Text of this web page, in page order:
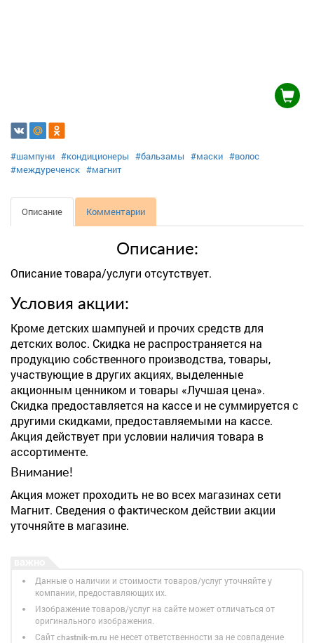
#шампуни #кондиционеры #бальзамы #маски #волос
#междуреченск #магнит
Описание Комментарии
Описание:
Описание товара/услуги отсутствует.
Условия акции:
Кроме детских шампуней и прочих средств для
детских волос. Скидка не распространяется на
продукцию собственного производства, товары,
участвующие в других акциях, выделенные
акционным ценником и товары «Лучшая цена».
Скидка предоставляется на кассе и не суммируется с
другими скидками, предоставляемыми на кассе.
Акция действует при условии наличия товара в
ассортименте.
Внимание!
Акция может проходить не во всех магазинах сети
Магнит. Сведения о фактическом действии акции
уточняйте в магазине.
Данные о наличии и стоимости товаров/услуг уточняйте у
компании, предоставляющих их.
Изображение товаров/услуг на сайте может отличаться от
оригинального изображения.
Сайт chastnik-m.ru не несет ответственности за не совпадение